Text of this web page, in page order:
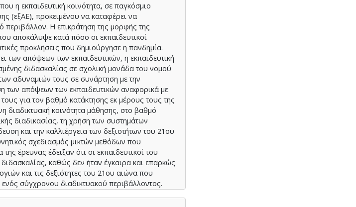
η εκπαιδευτική κοινότητα, σε παγκόσμιο
(εξΑΕ), προκειμένου να καταφέρει να
περιβάλλον. Η επικράτηση της μορφής της
αποκάλυψε κατά πόσο οι εκπαιδευτικοί
προκλήσεις που δημιούργησε η πανδημία.
των απόψεων των εκπαιδευτικών, η εκπαιδευτική
διδασκαλίας σε σχολική μονάδα του νομού
αδυναμιών τους σε συνάρτηση με την
των απόψεων των εκπαιδευτικών αναφορικά με
για τον βαθμό κατάκτησης εκ μέρους τους της
διαδικτυακή κοινότητα μάθησης, στο βαθμό
διαδικασίας, τη χρήση των συστημάτων
και την καλλιέργεια των δεξιοτήτων του 21ου
σχεδιασμός μικτών μεθόδων που
έρευνας έδειξαν ότι οι εκπαιδευτικοί του
διδασκαλίας, καθώς δεν ήταν έγκαιρα και επαρκώς
και τις δεξιότητες του 21ου αιώνα που
σύγχρονου διαδικτυακού περιβάλλοντος.